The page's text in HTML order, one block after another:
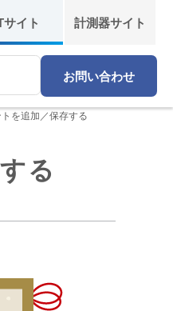
サイト 計測器サイト
お問い合わせ
を追加／保存する
る